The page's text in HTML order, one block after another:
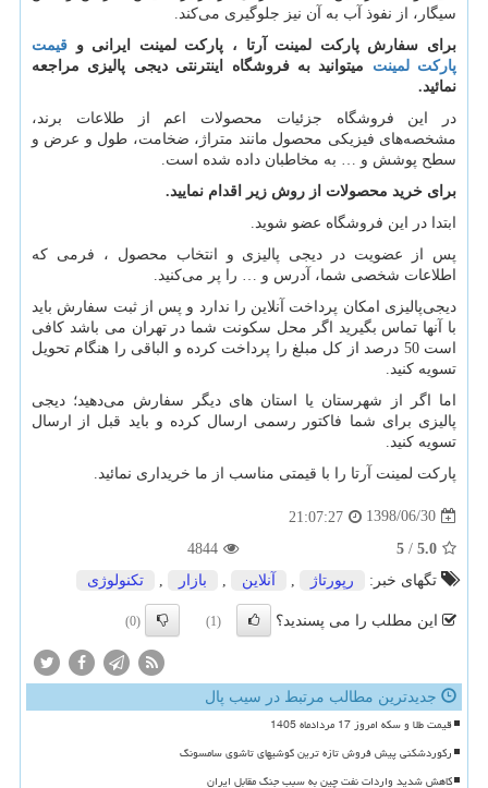
سیگار، از نفوذ آب به آن نیز جلوگیری می‌کند.
برای سفارش پارکت لمینت آرتا ، پارکت لمینت ایرانی و قیمت
پارکت لمینت میتوانید به فروشگاه اینترنتی دیجی پالیزی مراجعه
نمائید.
در این فروشگاه جزئیات محصولات اعم از طلاعات برند،
مشخصه‌های فیزیکی محصول مانند متراژ، ضخامت، طول و عرض و
سطح پوشش و … به مخاطبان داده شده است.
برای خرید محصولات از روش زیر اقدام نمایید.
ابتدا در این فروشگاه عضو شوید.
پس از عضویت در دیجی پالیزی و انتخاب محصول ، فرمی که
اطلاعات شخصی شما، آدرس و … را پر می‌کنید.
دیجی‌پالیزی امکان پرداخت آنلاین را ندارد و پس از ثبت سفارش باید
با آنها تماس بگیرید اگر محل سکونت شما در تهران می باشد کافی
است 50 درصد از کل مبلغ را پرداخت کرده و الباقی را هنگام تحویل
تسویه کنید.
اما اگر از شهرستان یا استان های دیگر سفارش می‌دهید؛ دیجی
پالیزی برای شما فاکتور رسمی ارسال کرده و باید قبل از ارسال
تسویه کنید.
پارکت لمینت آرتا را با قیمتی مناسب از ما خریداری نمائید.
1398/06/30
21:07:27
5.0
/
5
4844
تگهای خبر:
رپورتاژ , آنلاین , بازار , تكنولوژی
این مطلب را می پسندید؟ (1)
(0)
جدیدترین مطالب مرتبط در سیب پال
قیمت طلا و سکه امروز 17 مردادماه 1405
رکوردشکنی پیش فروش تازه ترین گوشیهای تاشوی سامسونگ
کاهش شدید واردات نفت چین به سبب جنگ مقابل ایران